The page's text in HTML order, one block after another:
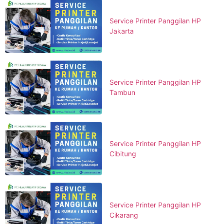
Service Printer Panggilan HP
Jakarta
Service Printer Panggilan HP
Tambun
Service Printer Panggilan HP
Cibitung
Service Printer Panggilan HP
Cikarang